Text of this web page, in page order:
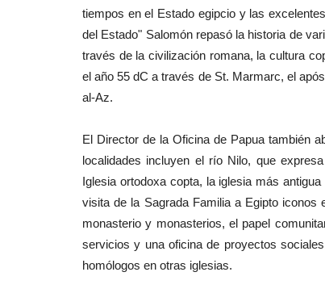
tiempos en el Estado egipcio y las
del Estado" Salomón repasó la historia de
través de la civilización romana, la cultura
el año 55 dC a través de St. Marmarc, el
al-Az.
El Director de la Oficina de Papua también
localidades incluyen el río Nilo, que
Iglesia ortodoxa copta, la iglesia más
visita de la Sagrada Familia a Egipto
monasterio y monasterios, el papel
servicios y una oficina de proyectos
homólogos en otras iglesias.